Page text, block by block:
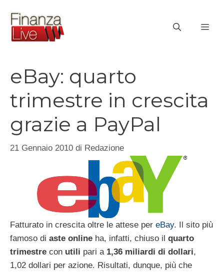
contenuto
eBay: quarto
trimestre in crescita
grazie a PayPal
21 Gennaio 2010 di Redazione
Fatturato in crescita oltre le attese per eBay. Il sito più
famoso di aste online ha, infatti, chiuso il quarto
trimestre con utili pari a 1,36 miliardi di dollari,
1,02 dollari per azione. Risultati, dunque, più che